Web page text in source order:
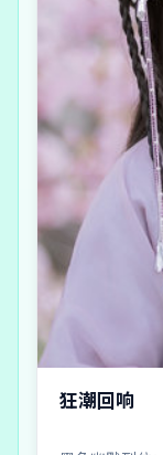
狂潮回响